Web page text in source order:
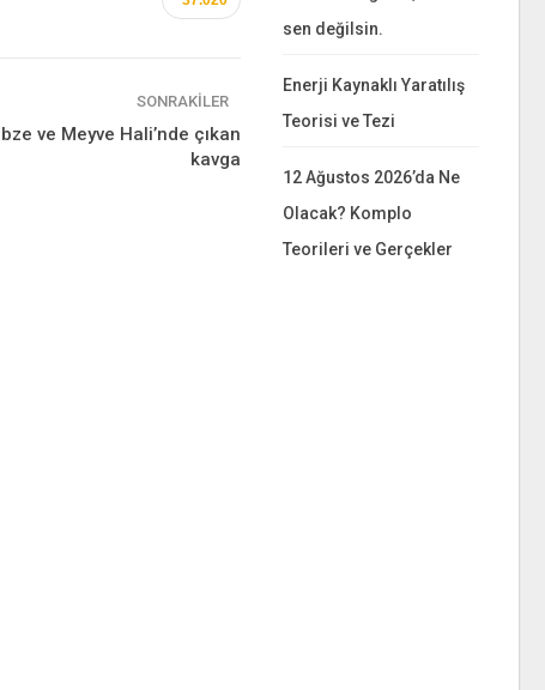
SONRAKILER
ve Meyve Hali’nde çıkan
kavga
sen değilsin.
Enerji Kaynaklı Yaratılış
Teorisi ve Tezi
12 Ağustos 2026’da Ne
Olacak? Komplo
Teorileri ve Gerçekler